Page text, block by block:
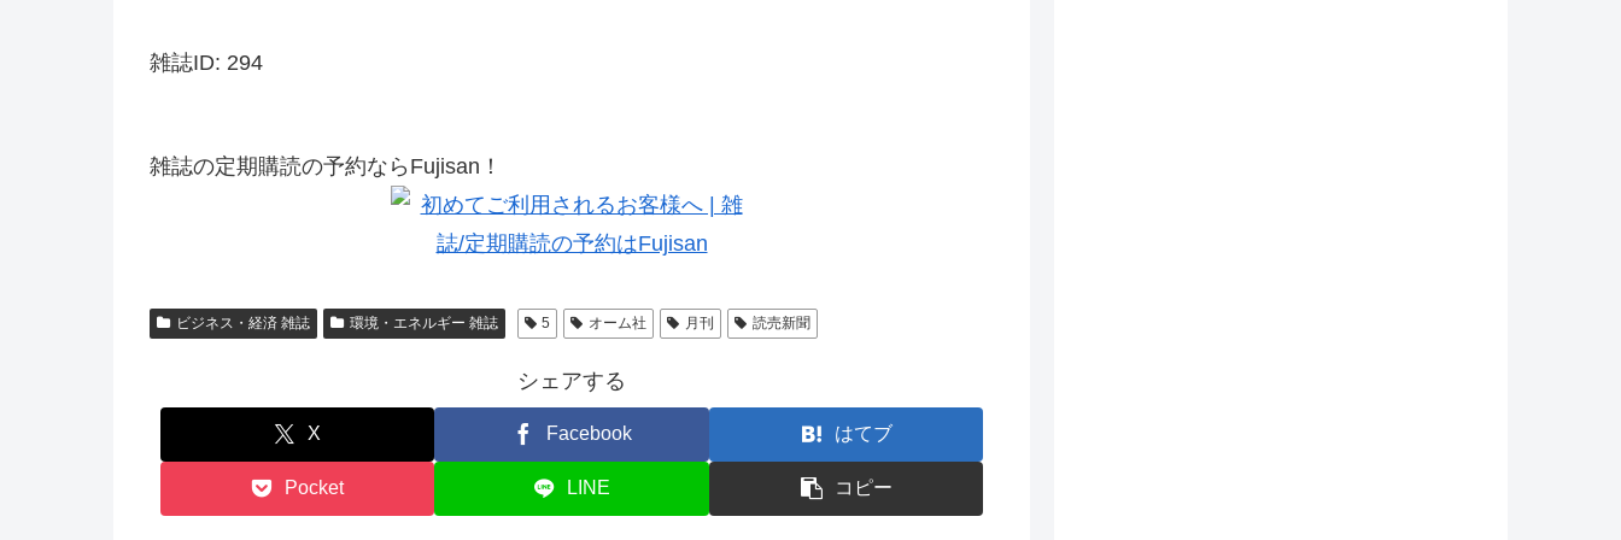
雑誌ID: 294
雑誌の定期購読の予約ならFujisan！
ビジネス・経済 雑誌 環境・エネルギー 雑誌 5 オーム社 月刊 読売新聞
シェアする
X Facebook はてブ
Pocket LINE コピー